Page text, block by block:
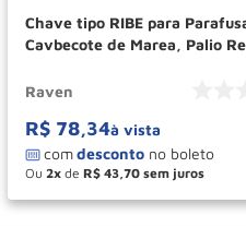
Chave tipo RIBE para
Cavbecote de Marea, Palio
Raven
R$ 78,34à vista
Ou 2 de R$ 43,70
＋
－